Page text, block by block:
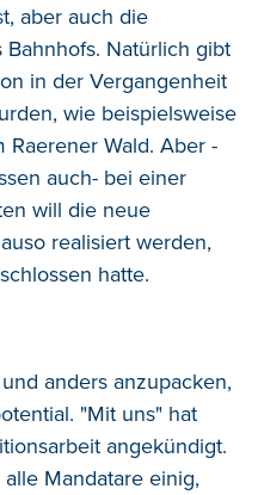
aber auch die
Natürlich gibt
in der Vergangenheit
wie beispielsweise
Wald. Aber -
auch- bei einer
will die neue
realisiert werden,
hatte.
anders anzupacken,
"Mit uns" hat
angekündigt.
Mandatare einig,